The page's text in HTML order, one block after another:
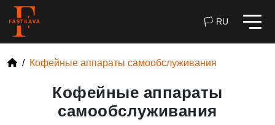
🏳 RU
Кофейные аппараты самообслуживания
Кофейные аппараты
самообслуживания